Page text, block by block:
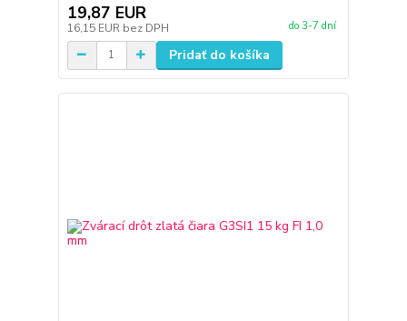
19,87 EUR
16,15 EUR bez DPH do 3-7 dní
Pridať do košíka